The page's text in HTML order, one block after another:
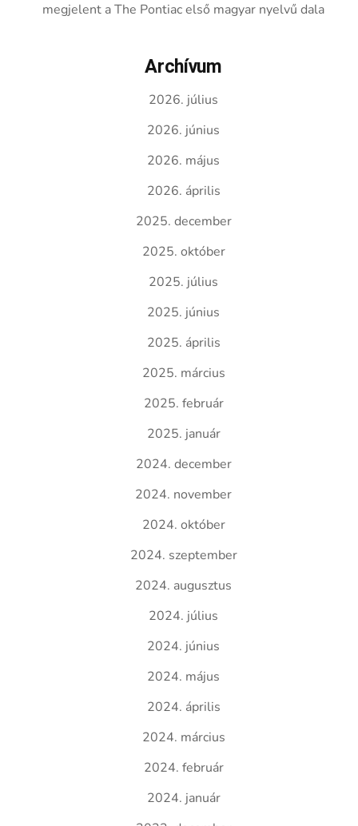
megjelent a The Pontiac első magyar nyelvű dala
Archívum
2026. július
2026. június
2026. május
2026. április
2025. december
2025. október
2025. július
2025. június
2025. április
2025. március
2025. február
2025. január
2024. december
2024. november
2024. október
2024. szeptember
2024. augusztus
2024. július
2024. június
2024. május
2024. április
2024. március
2024. február
2024. január